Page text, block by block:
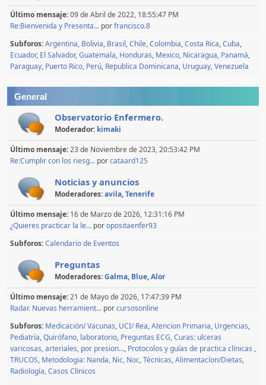
Último mensaje:09 de Abril de 2022, 18:55:47 PM
Re:Bienvenida y Presenta... porfrancisco.8
Subforos Argentina Bolivia Brasil Chile Colombia Costa Rica Cuba
Ecuador El Salvador Guatemala Honduras Mexico Nicaragua Panamà
Paraguay Puerto Rico Perú Republica Dominicana Uruguay Venezuela
General
Observatorio Enfermero.
Moderador: kimaki
Último mensaje:23 de Noviembre de 2023, 20:53:42 PM
Re:Cumplir con los riesg... porcataard125
Noticias y anuncios
Moderadores:avila,Tenerife
Último mensaje: 16 de Marzo de 2026, 12:31:16 PM
¿Quieres practicar la le... poropositaenfer93
Subforos Calendario de Eventos
Preguntas
Moderadores:Galma, Blue,Alor
Último mensaje:21 de Mayo de 2026, 17:47:39 PM
Radar. Nuevas herramient... porcursosonline
Subforos Medicación/ Vacunas UCI/ Rea Atencion Primaria Urgencias
Pediatría Quirófano laboratorio Preguntas ECG Curas: ulceras
varicosas, arteriales, por presion... Protocolos y guías de practica clínicas
TRUCOS Metodologia: Nanda, Nic, Noc Técnicas Alimentacíon/Dietas
Radiología Casos Clínicos